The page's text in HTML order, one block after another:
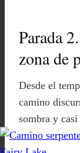
Parada
zona de
Desde el
camino
sombra y